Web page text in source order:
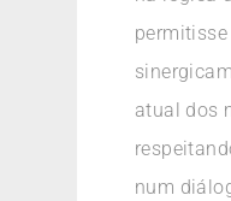
atual dos
num